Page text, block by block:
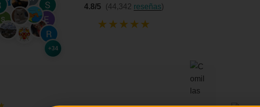
+34
4.8/5 (44,342 reseñas)
★★★★★